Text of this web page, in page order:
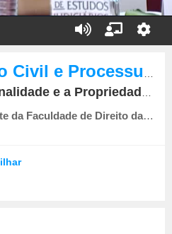
e a Propriedade Horizontal
Sandra Passinhas, Docente da Faculdade de Direito da Universidade de Coimbra